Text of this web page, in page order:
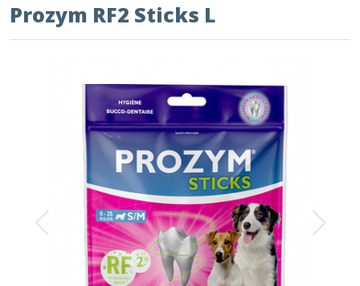
Prozym RF2 Sticks L